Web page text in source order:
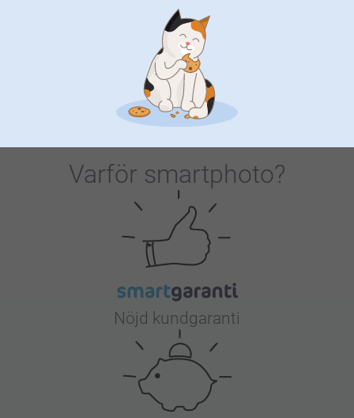
8 varianter
Från
(20 omdömen)
Varför smartphoto?
Nöjd kundgaranti